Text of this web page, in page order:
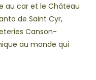
au car et le Château
de Saint Cyr,
Canson-
au monde qui